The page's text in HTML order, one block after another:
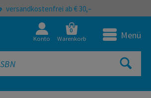
versandkostenfrei ab € 30,–
Konto
0
Warenkorb Menü